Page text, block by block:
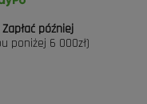
później
poniżej 6 000zł)